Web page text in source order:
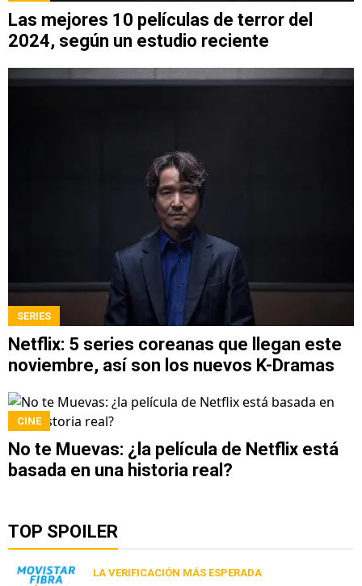
Las mejores 10 películas de terror del
2024, según un estudio reciente
SERIES
Netflix: 5 series coreanas que llegan este
noviembre, así son los nuevos K-Dramas
CINE
No te Muevas: ¿la película de Netflix está
basada en una historia real?
TOP SPOILER
LA VERIFICACIÓN MÁS ESPERADA